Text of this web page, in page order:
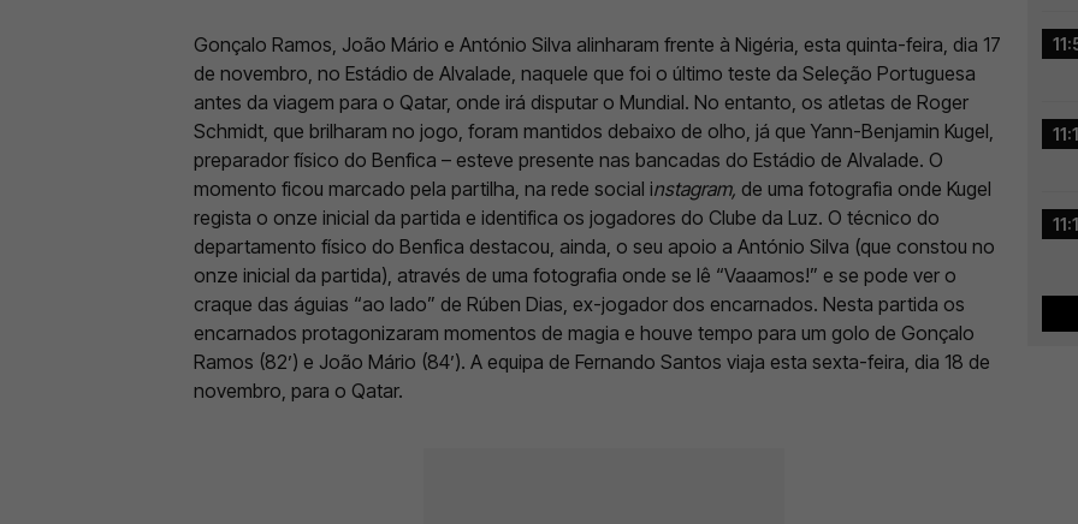
Gonçalo Ramos, João Mário e António Silva alinharam frente à Nigéria, esta quinta-feira, dia 17
de novembro, no Estádio de Alvalade, naquele que foi o último teste da Seleção Portuguesa
antes da viagem para o Qatar, onde irá disputar o Mundial. No entanto, os atletas de Roger
Schmidt, que brilharam no jogo, foram mantidos debaixo de olho, já que Yann-Benjamin Kugel,
preparador físico do Benfica – esteve presente nas bancadas do Estádio de Alvalade. O
momento ficou marcado pela partilha, na rede social instagram, de uma fotografia onde Kugel
regista o onze inicial da partida e identifica os jogadores do Clube da Luz. O técnico do
departamento físico do Benfica destacou, ainda, o seu apoio a António Silva (que constou no
onze inicial da partida), através de uma fotografia onde se lê “Vaaamos!” e se pode ver o
craque das águias “ao lado” de Rúben Dias, ex-jogador dos encarnados. Nesta partida os
encarnados protagonizaram momentos de magia e houve tempo para um golo de Gonçalo
Ramos (82’) e João Mário (84’). A equipa de Fernando Santos viaja esta sexta-feira, dia 18 de
novembro, para o Qatar.